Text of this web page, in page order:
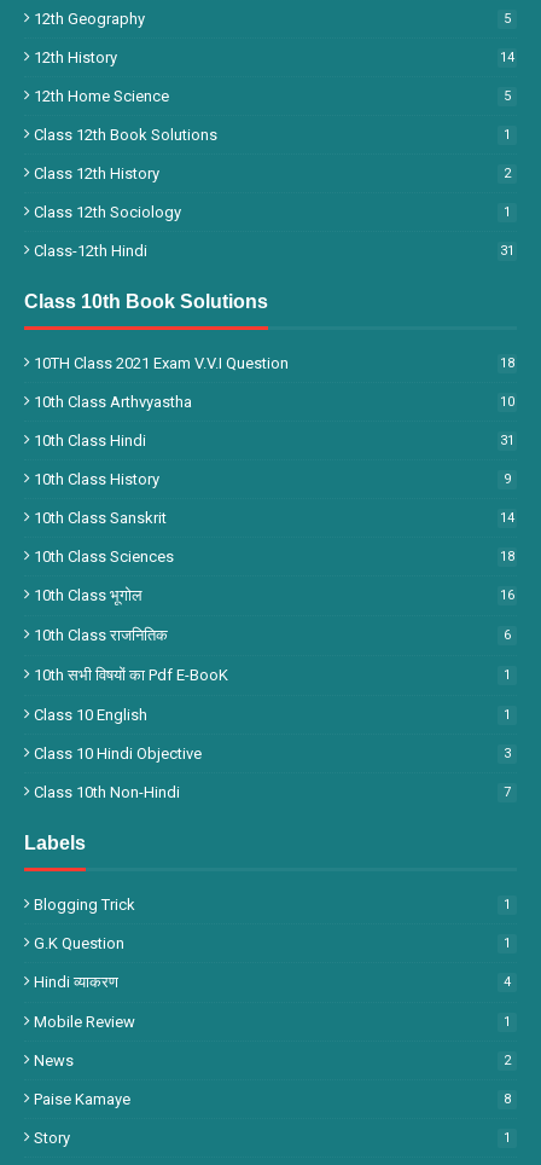
12th Geography 5
12th History 14
12th Home Science 5
Class 12th Book Solutions 1
Class 12th History 2
Class 12th Sociology 1
Class-12th Hindi 31
Class 10th Book Solutions
10TH Class 2021 Exam V.V.I Question 18
10th Class Arthvyastha 10
10th Class Hindi 31
10th Class History 9
10th Class Sanskrit 14
10th Class Sciences 18
10th Class भूगोल 16
10th Class राजनितिक 6
10th सभी विषयों का Pdf E-BooK 1
Class 10 English 1
Class 10 Hindi Objective 3
Class 10th Non-Hindi 7
Labels
Blogging Trick 1
G.k Question 1
Hindi व्याकरण 4
Mobile Review 1
News 2
Paise Kamaye 8
Story 1